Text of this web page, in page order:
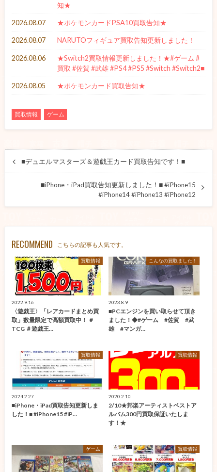
知★
2026.08.07 ★ポケモンカードPSA10買取告知★
2026.08.07 NARUTOフィギュア買取告知更新しました！
2026.08.06
★Switch2買取情報更新しました！★#ゲーム #
買取 #佐賀 #武雄 #PS4 #PS5 #Switch #Switch2■
2026.08.05 ★ポケモンカード買取告知★
買取情報 ゲーム
■デュエルマスターズ＆遊戯王カード買取告知です！■
■iPhone・iPad買取告知更新しました！■ #iPhone15
#iPhone14 #iPhone13 #iPhone12
RECOMMEND こちらの記事も人気です。
買取情報
2022.9.16
〈遊戯王〉「レアカードまとめ買
取」数量限定で高額買取中！ ＃
TCG ＃遊戯王…
こんなの買取ました！
2023.8.9
■PCエンジンを買い取らせて頂き
ました！◆#ゲーム #佐賀 #武
雄 #マンガ…
買取情報
2024.2.27
■iPhone・iPad買取告知更新しま
した！■ #iPhone15 #iP…
買取情報
2020.2.10
2/10★邦楽アーティストベストア
ルバム300円買取保証いたしま
す！★
ゲーム 買取情報